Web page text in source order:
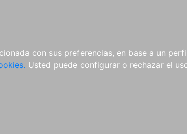
con sus preferencias, en base a un
Usted puede configurar o rechazar el